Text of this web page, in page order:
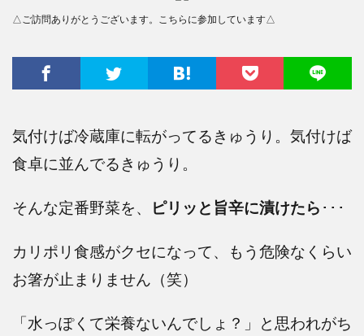
△ご訪問ありがとうございます。こちらに参加しています△
気付けば冷蔵庫に転がってるきゅうり。気付けば
食卓に並んでるきゅうり。
そんな定番野菜を、 ピリッと旨辛に漬けたら ･･･
カリポリ食感がクセになって、もう危険なくらい
お箸が止まりません（笑）
「水っぽくて栄養ないんでしょ？」と思われがち